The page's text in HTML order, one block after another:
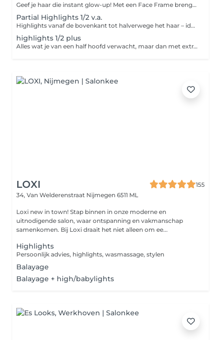
Geef je haar die instant glow-up! Met een Face Frame brengen we lichtere plukjes rondom je gezicht aan voor een frisse, stralende look alsof je net terugkomt van een zonnige vakantie. Perfect als snelle opfrisser tussen je kleurafspraken of om je coupe net dat beetje extra te geven. Subtiel, fris en altijd flatterend. inclusief single Redken toner, Olaplex herstelbehandeling , Red Carpet)
Partial Highlights 1/2 v.a.
Highlights vanaf de bovenkant tot halverwege het haar – ideaal als je wat meer licht en diepte wilt zonder een volledige kleuring. Geeft een natuurlijke, sun-kissed uitstraling met een zachte overgang tussen je eigen kleur en de highlights. (inclusief single Redken toner, Olaplex herstelbehandeling, Red Carpet)
highlights 1/2 plus
Alles wat je van een half hoofd verwacht, maar dan met extra aandacht voor detail en meer kleurnuance. Perfect als je nét dat beetje meer sprankeling en contrast wilt voor een luxere, vollere look met meer dimensie.
LOXI
155
34, Van Welderenstraat Nijmegen 6511 ML
Loxi new in town! Stap binnen in onze moderne en
uitnodigende salon, waar ontspanning en vakmanschap
samenkomen. Bij Loxi draait het niet alleen om ee...
Highlights
Persoonlijk advies, highlights, wasmassage, stylen
Balayage
Balayage + high/babylights